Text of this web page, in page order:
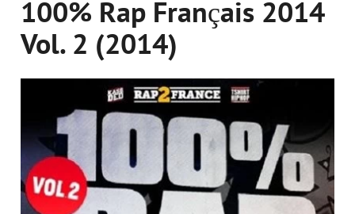
100% Rap Français 2014
Vol. 2 (2014)